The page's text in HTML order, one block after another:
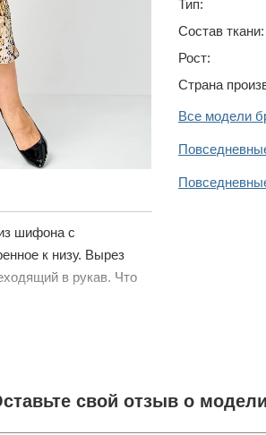
шифона с
к низу. Вырез
в рукав. Что
Тип:
Состав ткани:
Рост:
Страна
Все модели
свой отзыв о